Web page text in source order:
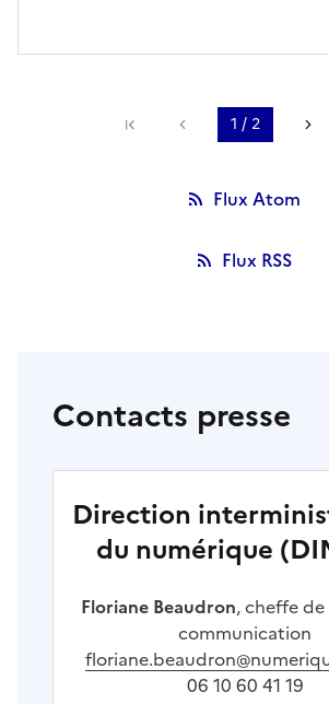
Première pagePage précédente
1 / 2
Flux Atom
Flux RSS
Contacts presse
Direction
du numérique
Floriane Beaudron, cheffe de
communication
06 10 60 41 19